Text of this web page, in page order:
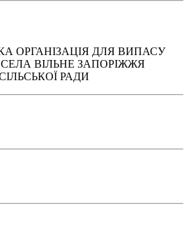
ОРГАНІЗАЦІЯ ДЛЯ ВИПАСУ
ВІЛЬНЕ ЗАПОРІЖЖЯ
РАДИ